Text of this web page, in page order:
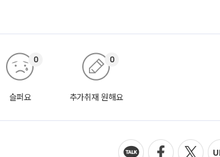
슬퍼요
0
추가취재 원해요
0